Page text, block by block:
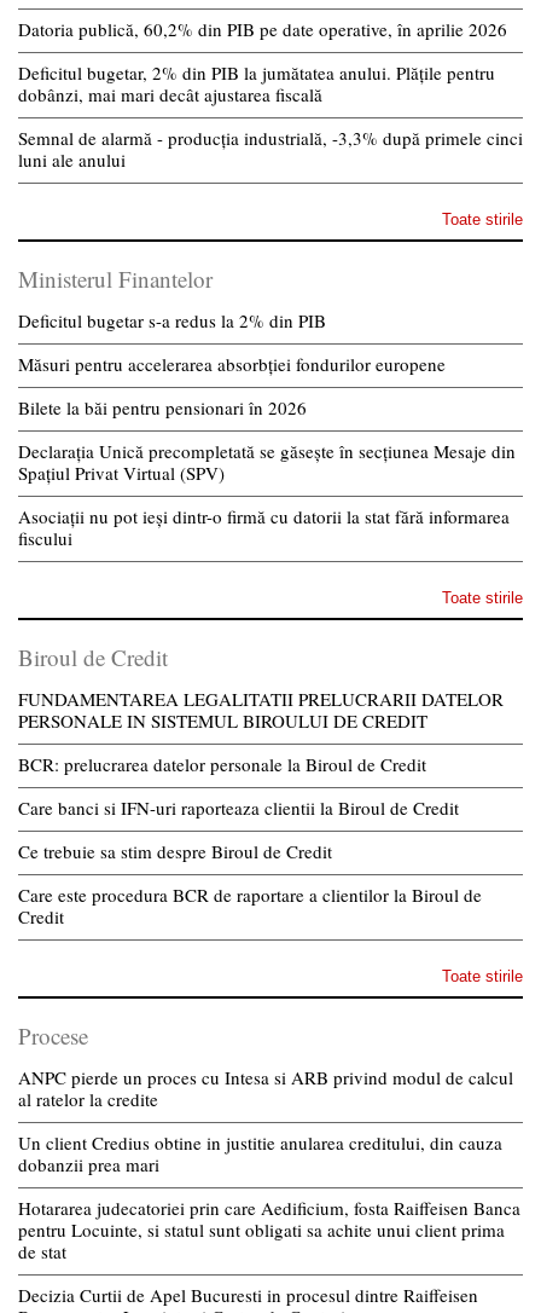
Datoria publică, 60,2% din PIB pe date operative, în aprilie 2026
Deficitul bugetar, 2% din PIB la jumătatea anului. Plățile pentru
dobânzi, mai mari decât ajustarea fiscală
Semnal de alarmă - producția industrială, -3,3% după primele cinci
luni ale anului
Toate stirile
Ministerul Finantelor
Deficitul bugetar s-a redus la 2% din PIB
Măsuri pentru accelerarea absorbției fondurilor europene
Bilete la băi pentru pensionari în 2026
Declarația Unică precompletată se găsește în secțiunea Mesaje din
Spațiul Privat Virtual (SPV)
Asociații nu pot ieși dintr-o firmă cu datorii la stat fără informarea
fiscului
Toate stirile
Biroul de Credit
FUNDAMENTAREA LEGALITATII PRELUCRARII DATELOR
PERSONALE IN SISTEMUL BIROULUI DE CREDIT
BCR: prelucrarea datelor personale la Biroul de Credit
Care banci si IFN-uri raporteaza clientii la Biroul de Credit
Ce trebuie sa stim despre Biroul de Credit
Care este procedura BCR de raportare a clientilor la Biroul de
Credit
Toate stirile
Procese
ANPC pierde un proces cu Intesa si ARB privind modul de calcul
al ratelor la credite
Un client Credius obtine in justitie anularea creditului, din cauza
dobanzii prea mari
Hotararea judecatoriei prin care Aedificium, fosta Raiffeisen Banca
pentru Locuinte, si statul sunt obligati sa achite unui client prima
de stat
Decizia Curtii de Apel Bucuresti in procesul dintre Raiffeisen